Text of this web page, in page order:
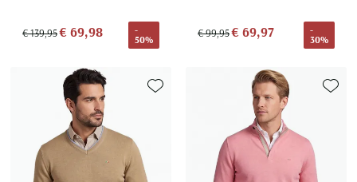
€ 139,95€ 69,98
-
50%
€ 99,95€ 69,97
-
30%
Toevoegen aan favorieten